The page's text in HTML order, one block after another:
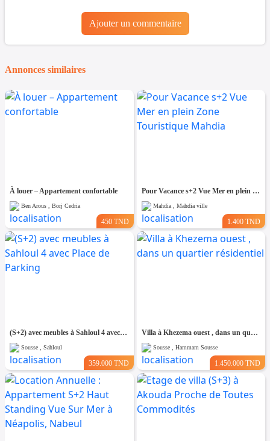
Ajouter un commentaire
Annonces similaires
À louer – Appartement confortable
Ben Arous , Borj Cedria
450 TND
Pour Vacance s+2 Vue Mer en plein Zone Touristique Mahdia
Mahdia , Mahdia ville
1.400 TND
(S+2) avec meubles à Sahloul 4 avec Place de Parking
Sousse , Sahloul
359.000 TND
Villa à Khezema ouest , dans un quartier résidentiel
Sousse , Hammam Sousse
1.450.000 TND